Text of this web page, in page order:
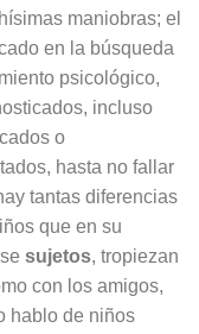
maniobras; el
en la búsqueda
psicológico,
incluso
o
hasta no fallar
tantas diferencias
que en su
sujetos, tropiezan
con los amigos,
hablo de niños